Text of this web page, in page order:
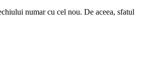
numar cu cel nou. De aceea, sfatul